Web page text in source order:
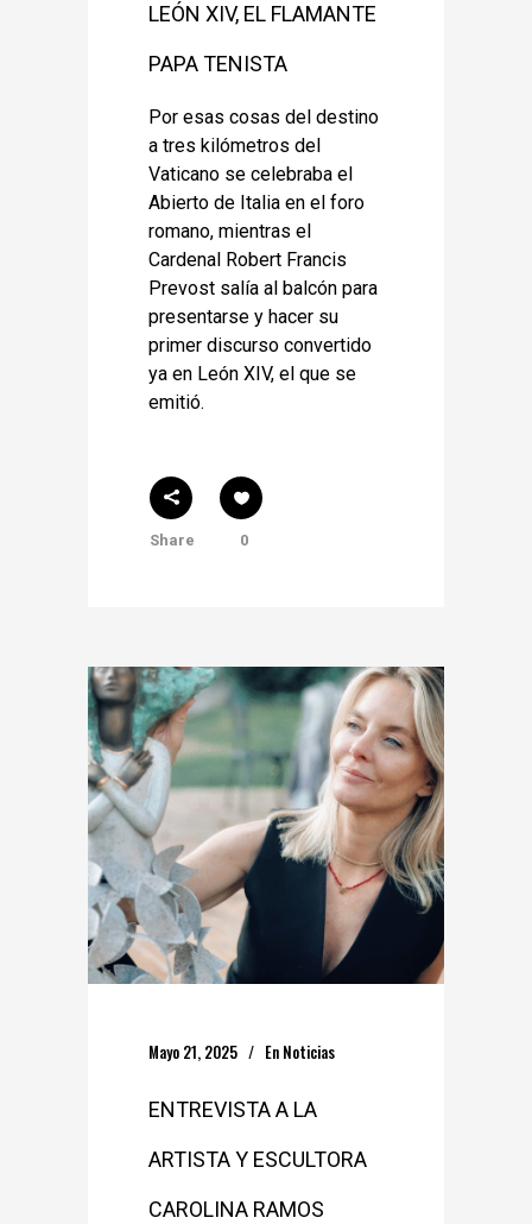
LEÓN XIV, EL FLAMANTE
PAPA TENISTA
Por esas cosas del destino
a tres kilómetros del
Vaticano se celebraba el
Abierto de Italia en el foro
romano, mientras el
Cardenal Robert Francis
Prevost salía al balcón para
presentarse y hacer su
primer discurso convertido
ya en León XIV, el que se
emitió.
Share 0
Mayo 21, 2025 En Noticias
ENTREVISTA A LA
ARTISTA Y ESCULTORA
CAROLINA RAMOS